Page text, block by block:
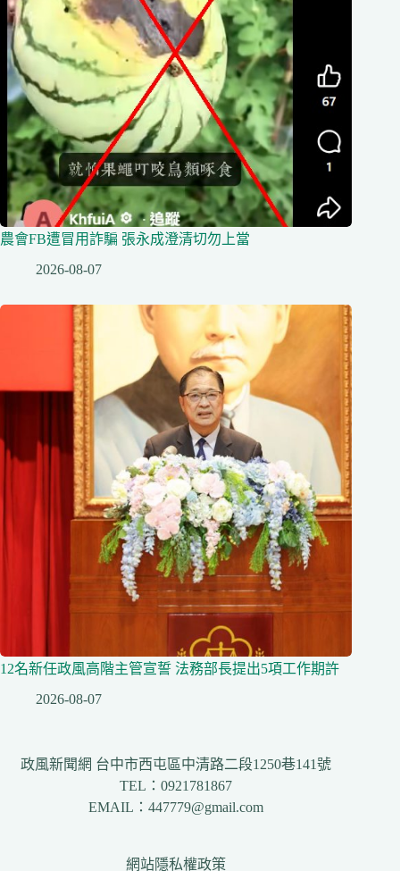
農會FB遭冒用詐騙 張永成澄清切勿上當
2026-08-07
12名新任政風高階主管宣誓 法務部長提出5項工作期許
2026-08-07
政風新聞網 台中市西屯區中清路二段1250巷141號
TEL：0921781867
EMAIL：447779@gmail.com
網站隱私權政策